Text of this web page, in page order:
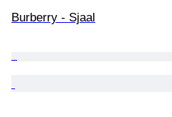
Burberry - Sjaal